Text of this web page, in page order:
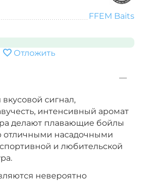
FFEM Baits
Отложить
сигнал,
интенсивный аромат
делают плавающие бойлы
отличными насадочными
и любительской
невероятно